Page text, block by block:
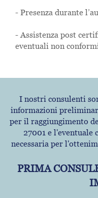
- Presenza durante
- Assistenza post
eventuali non
I nostri consulenti
informazioni
per il raggiungimento
27001 e l'eventuale
necessaria per
PRIMA